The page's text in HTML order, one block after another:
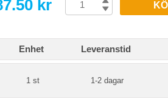
kr
Enhet Leveranstid
1 st 1-2 dagar